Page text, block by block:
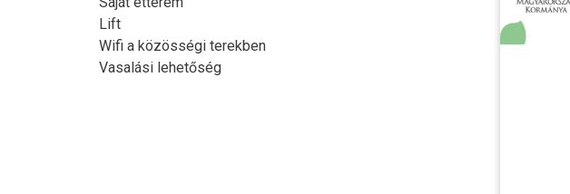
Lift
Wifi a közösségi terekben
Vasalási lehetőség